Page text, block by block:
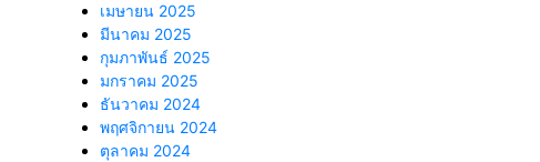
เมษายน 2025
มีนาคม 2025
กุมภาพันธ์ 2025
มกราคม 2025
ธันวาคม 2024
พฤศจิกายน 2024
ตุลาคม 2024